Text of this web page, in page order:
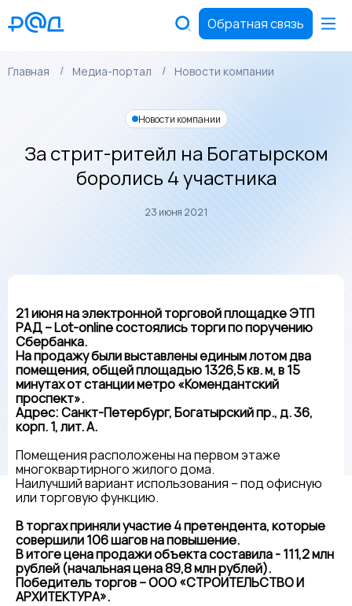
Обратная связь
Главная Медиа-портал Новости компании
Новости компании
За стрит-ритейл на Богатырском
боролись 4 участника
23 июня 2021
21 июня на электронной торговой площадке ЭТП
РАД – Lot-online состоялись торги по поручению
Сбербанка.
На продажу были выставлены единым лотом два
помещения, общей площадью 1326,5 кв. м, в 15
минутах от станции метро «Комендантский
проспект».
Адрес: Санкт-Петербург, Богатырский пр., д. 36,
корп. 1, лит. А.
Помещения расположены на первом этаже
многоквартирного жилого дома.
Наилучший вариант использования – под офисную
или торговую функцию.
В торгах приняли участие 4 претендента, которые
совершили 106 шагов на повышение.
В итоге цена продажи объекта составила - 111,2 млн
рублей (начальная цена 89,8 млн рублей).
Победитель торгов – ООО «СТРОИТЕЛЬСТВО И
АРХИТЕКТУРА».